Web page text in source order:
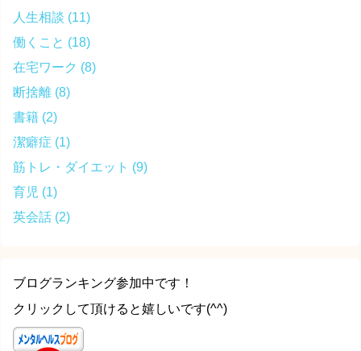
人生相談 (11)
働くこと (18)
在宅ワーク (8)
断捨離 (8)
書籍 (2)
潔癖症 (1)
筋トレ・ダイエット (9)
育児 (1)
英会話 (2)
ブログランキング参加中です！
クリックして頂けると嬉しいです(^^)